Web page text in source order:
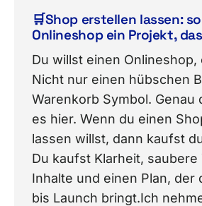
🛒Shop erstellen lassen:
Onlineshop ein Projekt,
Du willst einen
Nicht nur einen hübschen
Warenkorb Symbol. Genau
es hier. Wenn du einen
lassen willst, dann kaufst
Du kaufst Klarheit,
Inhalte und einen Plan, der
bis Launch bringt.Ich